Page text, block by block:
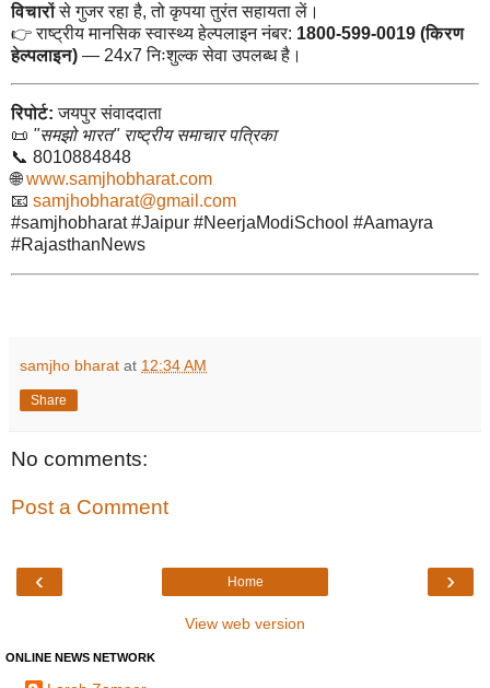
विचारोंसे गुजर रहा है, तो कृपया तुरंत सहायता लें।
👉 राष्ट्रीय मानसिक स्वास्थ्य हेल्पलाइन नंबर: 1800-599-0019 (किरण
हेल्पलाइन) — 24x7 निःशुल्क सेवा उपलब्ध है।
रिपोर्ट: जयपुर संवाददाता
📜 "समझो भारत" राष्ट्रीय समाचार पत्रिका
📞 8010884848
🌐www.samjhobharat.com
📧 samjhobharat@gmail.com
#samjhobharat #Jaipur #NeerjaModiSchool #Aamayra
#RajasthanNews
samjho bharat at 12:34 AM
Share
No comments:
Post a Comment
‹ ›
Home
View web version
ONLINE NEWS NETWORK